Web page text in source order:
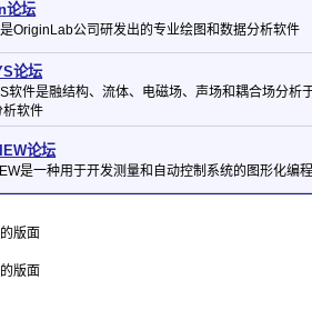
论坛
OriginLab公司研发出的专业绘图和数据分析软件
论坛
软件是融结构、流体、电磁场、声场和耦合场分析
析软件
论坛
是一种用于开发测量和自动控制系统的图形化编
版面
版面